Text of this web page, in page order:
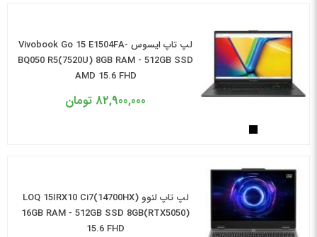
لپ تاپ ایسوس Vivobook Go 15 E1504FA-
BQ050 R5(7520U) 8GB RAM - 512GB SSD
AMD 15.6 FHD
82,900,000 تومان
لپ تاپ لنوو LOQ 15IRX10 Ci7(14700HX)
16GB RAM - 512GB SSD 8GB(RTX5050)
15.6 FHD